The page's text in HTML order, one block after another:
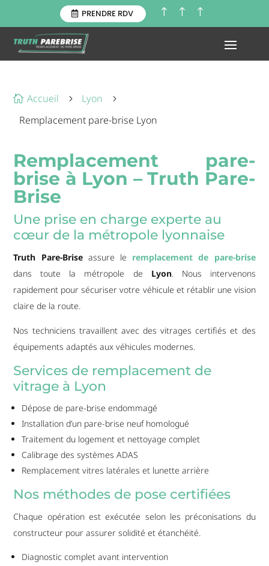
PRENDRE RDV ! ! !
 Accueil 5 Lyon 5
Remplacement pare-brise Lyon
Remplacement pare-
brise à Lyon – Truth Pare-
Brise
Une prise en charge experte au
cœur de la métropole lyonnaise
Truth Pare-Briseassure le remplacement de pare-brise
dans toute la métropole de Lyon. Nous intervenons
rapidement pour sécuriser votre véhicule et rétablir une vision
claire de la route.
Nos techniciens travaillent avec des vitrages certifiés et des
équipements adaptés aux véhicules modernes.
Services de remplacement de
vitrage à Lyon
Dépose de pare-brise endommagé
Installation d’un pare-brise neuf homologué
Traitement du logement et nettoyage complet
Calibrage des systèmes ADAS
Remplacement vitres latérales et lunette arrière
Nos méthodes de pose certifiées
Chaque opération est exécutée selon les préconisations du
constructeur pour assurer solidité et étanchéité.
Diagnostic complet avant intervention